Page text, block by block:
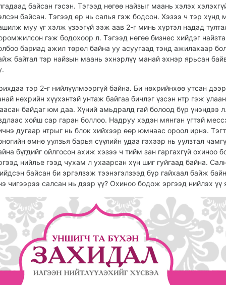
байсан гэсэн. Тэгээд нөгөө найзыг маань хэлэх
байсан. Тэгээд ер нь салья гэж бодсон. Хэзээ ч тэр хүнд
муу үг хэлж үзээгүй ээж аав 2-г минь хүртэл надад
гэж бодохоор л. Тэгээд нөгөө бизнес хийдэг
бариад ажил төрөл байна уу асуугаад тэнд ажилахаар
байтал тэр найзын маань эхнэрлүү манай эхнэр ярьсан
тэр 2-г нийлүүлмээргүй байна. Би нөхрийнхөө утсан
нөхрийн хүүхэнтэй унтаж байгаа бичлэг үзсэн нтр гэж
байдаг юм даа. Хүний амьдралд гай болоод бүр үнэндээ
хойш сар гаран боллоо. Надруу хэдэн мянган үгтэй
дугаар нтрыг нь блок хийхээр өөр юмнаас ороол ирнэ.
өмнө уулзья барья сүүлийн удаа гэхээр нь уулзтал
бүгдийг ойлгосон ахиж хэзээ ч тийм зан гаргахгүй охиноо
нийлье гээд чухам л ухаарсан хүн шиг гуйгаад байна.
байсан би эргэлзэж тээнэгэлзээд бүр гайхаал байж
чигээрээ салсан нь дээр үү? Охиноо бодож эргээд нийлэх үү